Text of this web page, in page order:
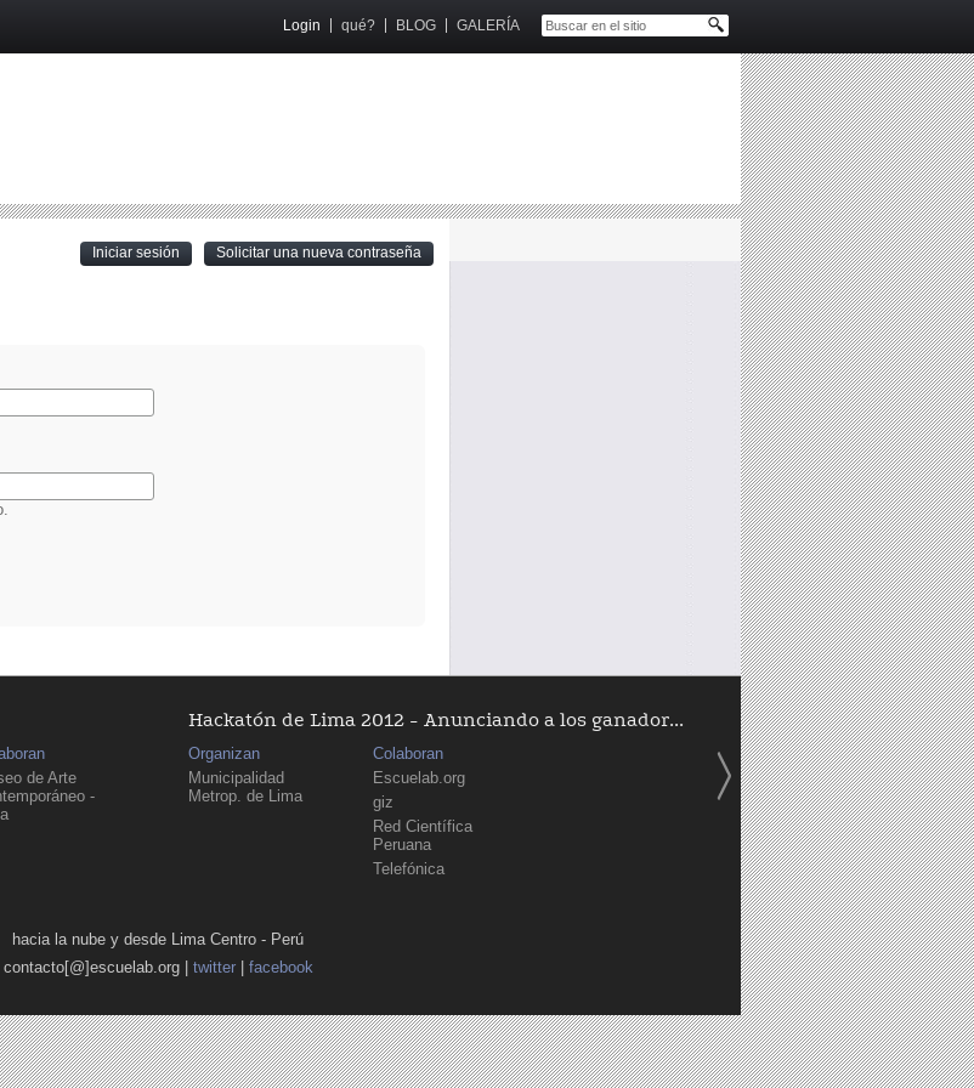
Login qué? BLOG GALERÍA
Iniciar sesión (active tab)
Solicitar una nueva contraseña
de Arte
-
Hackatón de Lima 2012 - Anunciando a los ganador...
Organizan
Municipalidad
Metrop. de Lima
Colaboran
Escuelab.org
giz
Red Científica
Peruana
Telefónica
hacia la nube y desde Lima Centro - Perú
contacto[@]escuelab.org | twitter| facebook